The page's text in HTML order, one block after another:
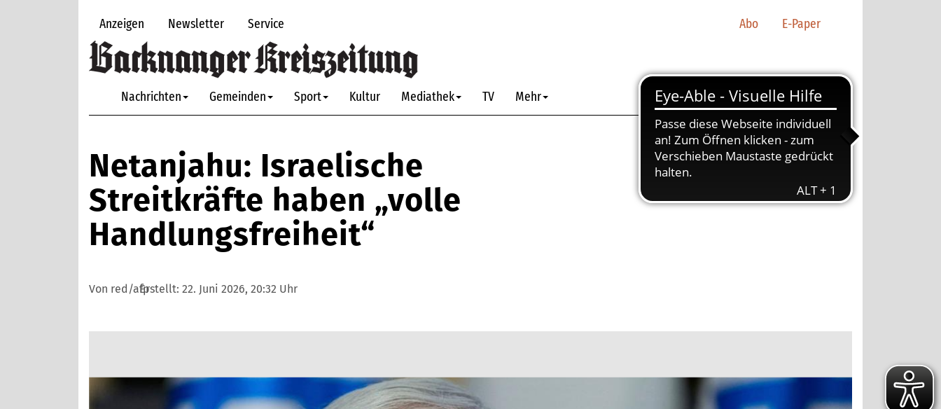
Anzeigen Newsletter Service Abo E-Paper
Nachrichten Gemeinden Sport Kultur Mediathek TV Mehr
Netanjahu: Israelische
Streitkräfte haben „volle
Handlungsfreiheit“
Von red/afpErstellt: 22. Juni 2026, 20:32 Uhr